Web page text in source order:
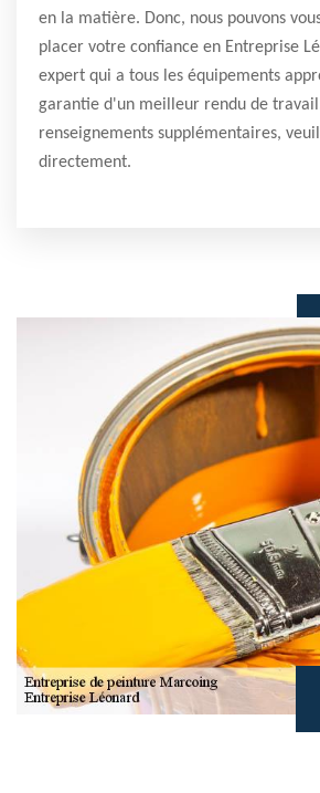
en la matière. Donc, nous pouvons
placer votre confiance en Entreprise
expert qui a tous les équipements
garantie d'un meilleur rendu de
renseignements supplémentaires,
directement.